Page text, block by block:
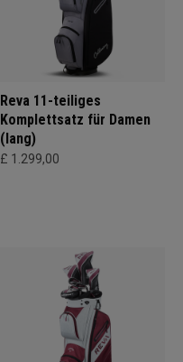
Reva 11-teiliges
Komplettsatz für Damen
(lang)
£ 1.299,00